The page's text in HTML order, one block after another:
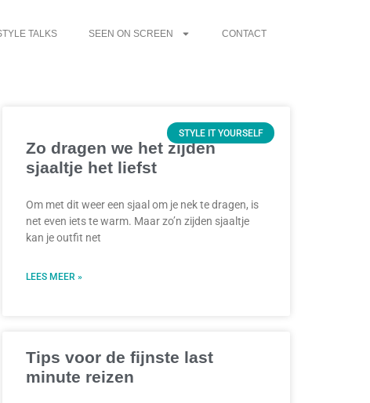
TALKS SEEN ON SCREEN CONTACT
STYLE IT YOURSELF
Zo dragen we het zijden
sjaaltje het liefst
Om met dit weer een sjaal om je nek te dragen, is
net even iets te warm. Maar zo’n zijden sjaaltje
kan je outfit net
LEES MEER »
Tips voor de fijnste last
minute reizen